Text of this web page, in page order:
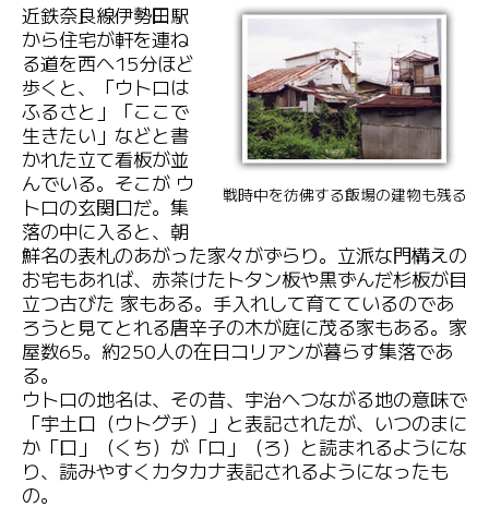
戦時中を彷佛する飯場の建物も残る
近鉄奈良線伊勢田駅
から住宅が軒を連ね
る道を西へ15分ほど
歩くと、「ウトロは
ふるさと」「ここで
生きたい」などと書
かれた立て看板が並
んでいる。そこが ウ
トロの玄関口だ。集
落の中に入ると、朝
鮮名の表札のあがった家々がずらり。立派な門構えの
お宅もあれば、赤茶けたトタン板や黒ずんだ杉板が目
立つ古びた 家もある。手入れして育てているのであ
ろうと見てとれる唐辛子の木が庭に茂る家もある。家
屋数65。約250人の在日コリアンが暮らす集落であ
る。
ウトロの地名は、その昔、宇治へつながる地の意味で
「宇土口（ウトグチ）」と表記されたが、いつのまに
か「口」（くち）が「ロ」（ろ）と読まれるようにな
り、読みやすくカタカナ表記されるようになったも
の。